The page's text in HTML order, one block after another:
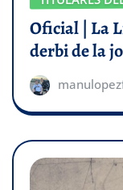
Oficial | La
derbi de la